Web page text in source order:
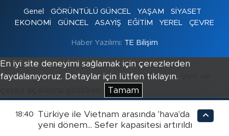
Genel GÖRÜNTÜLÜ GÜNCEL YAŞAM
SİYASET
EKONOMİ
GÜNCEL ASAYİŞ EĞİTİM YEREL ÇEVRE
Haber Yazılımı: TE Bilişim
En iyi site deneyimi sağlamak için çerezlerden
faydalanıyoruz. Detaylar için lütfen tıklayın.
Tamam
18:40
Türkiye ile Vietnam arasında 'hava'da
yeni dönem... Sefer kapasitesi artırıldı